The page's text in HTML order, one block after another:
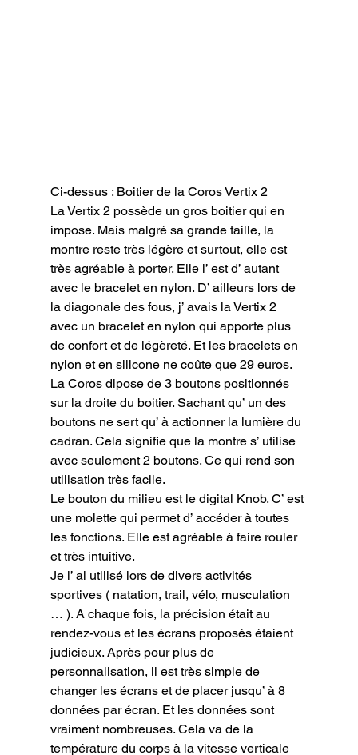
Ci-dessus : Boitier de la Coros Vertix 2
La Vertix 2 possède un gros boitier qui en
impose. Mais malgré sa grande taille, la
montre reste très légère et surtout, elle est
très agréable à porter. Elle l’ est d’ autant
avec le bracelet en nylon. D’ ailleurs lors de
la diagonale des fous, j’ avais la Vertix 2
avec un bracelet en nylon qui apporte plus
de confort et de légèreté. Et les bracelets en
nylon et en silicone ne coûte que 29 euros.
La Coros dipose de 3 boutons positionnés
sur la droite du boitier. Sachant qu’ un des
boutons ne sert qu’ à actionner la lumière du
cadran. Cela signifie que la montre s’ utilise
avec seulement 2 boutons. Ce qui rend son
utilisation très facile.
Le bouton du milieu est le digital Knob. C’ est
une molette qui permet d’ accéder à toutes
les fonctions. Elle est agréable à faire rouler
et très intuitive.
Je l’ ai utilisé lors de divers activités
sportives ( natation, trail, vélo, musculation
… ). A chaque fois, la précision était au
rendez-vous et les écrans proposés étaient
judicieux. Après pour plus de
personnalisation, il est très simple de
changer les écrans et de placer jusqu’ à 8
données par écran. Et les données sont
vraiment nombreuses. Cela va de la
température du corps à la vitesse verticale